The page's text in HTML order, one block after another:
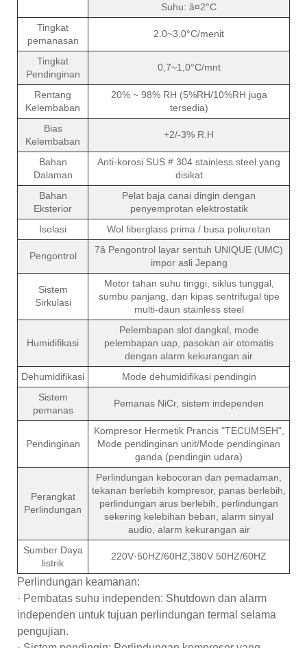
Suhu: â¤2°C
Tingkat
pemanasan
2.0~3.0°C/menit
Tingkat
Pendinginan
0,7~1,0°C/mnt
Rentang
Kelembaban
20% ~ 98% RH (5%RH/10%RH juga
tersedia)
Bias
Kelembaban
+2/-3% R.H
Bahan
Dalaman
Anti-korosi SUS # 304 stainless steel yang
disikat
Bahan
Eksterior
Pelat baja canai dingin dengan
penyemprotan elektrostatik
Isolasi
Wol fiberglass prima / busa poliuretan
Pengontrol
7â Pengontrol layar sentuh UNIQUE (UMC)
impor asli Jepang
Sistem
Sirkulasi
Motor tahan suhu tinggi, siklus tunggal,
sumbu panjang, dan kipas sentrifugal tipe
multi-daun stainless steel
Humidifikasi
Pelembapan slot dangkal, mode
pelembapan uap, pasokan air otomatis
dengan alarm kekurangan air
Dehumidifikasi
Mode dehumidifikasi pendingin
Sistem
pemanas
Pemanas NiCr, sistem independen
Pendinginan
Kompresor Hermetik Prancis "TECUMSEH",
Mode pendinginan unit/Mode pendinginan
ganda (pendingin udara)
Perangkat
Perlindungan
Perlindungan kebocoran dan pemadaman,
tekanan berlebih kompresor, panas berlebih,
perlindungan arus berlebih, perlindungan
sekering kelebihan beban, alarm sinyal
audio, alarm kekurangan air
Sumber Daya
listrik
220V·50HZ/60HZ,380V 50HZ/60HZ
Perlindungan keamanan:
· Pembatas suhu independen: Shutdown dan alarm
independen untuk tujuan perlindungan termal selama
pengujian.